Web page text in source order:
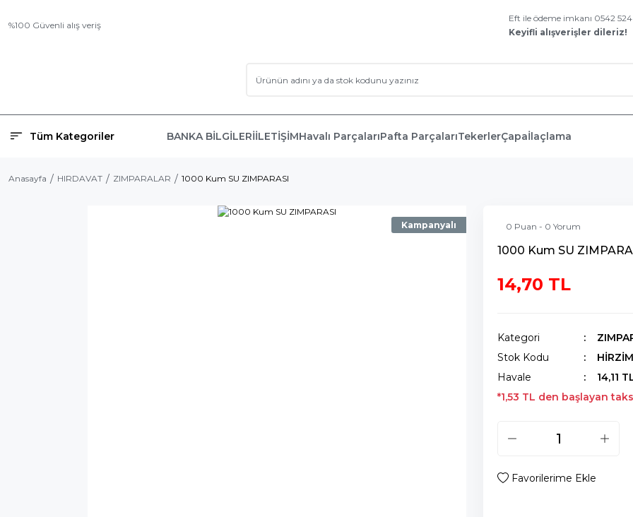
%100 Güvenli alış veriş
Eft ile ödeme imkanı 0542
Keyifli alışverişler dileriz!
Tüm Kategoriler BANKA BİLGİLERİİLETİŞİMHavalı ParçalarıPafta ParçalarıTekerlerÇapaİlaçlama
Anasayfa HIRDAVAT ZIMPARALAR 1000 Kum SU ZIMPARASI
Kampanyalı 0 Puan - 0 Yorum
1000 Kum SU
14,70 TL
Kategori
Stok Kodu
Havale
14,11
*1,53 TL den başlayan